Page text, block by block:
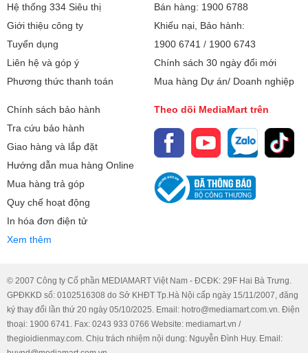
Hệ thống 334 Siêu thị
Giới thiệu công ty
Tuyển dụng
Liên hệ và góp ý
Phương thức thanh toán
Bán hàng: 1900 6788
Khiếu nại, Bảo hành:
1900 6741 / 1900 6743
Chính sách 30 ngày đổi mới
Mua hàng Dự án/ Doanh nghiệp
Chính sách bảo hành
Tra cứu bảo hành
Giao hàng và lắp đặt
Hướng dẫn mua hàng Online
Mua hàng trả góp
Quy chế hoạt động
In hóa đơn điện tử
Xem thêm
Theo dõi MediaMart trên
© 2007 Công ty Cổ phần MEDIAMART Việt Nam - ĐCĐK: 29F Hai Bà Trưng.
GPĐKKD số: 0102516308 do Sở KHĐT Tp.Hà Nội cấp ngày 15/11/2007, đăng
ký thay đổi lần thứ 20 ngày 05/10/2025. Email: hotro@mediamart.com.vn. Điện
thoại: 1900 6741. Fax: 0243 933 0766 Website: mediamart.vn /
thegioidienmay.com. Chịu trách nhiệm nội dung: Nguyễn Đình Huy. Email: